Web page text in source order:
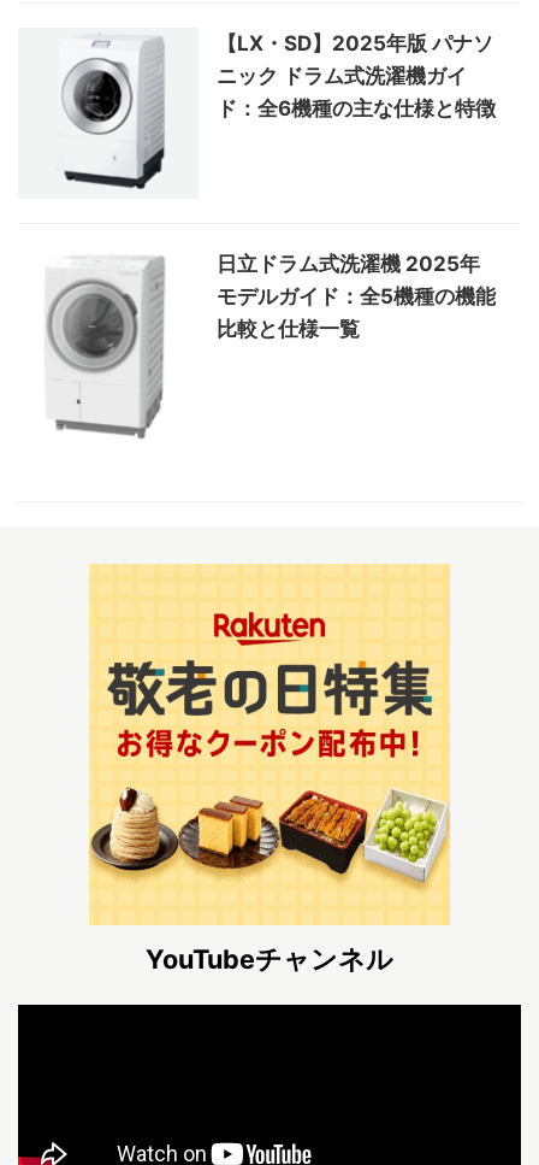
【LX・SD】2025年版 パナソ
ニック ドラム式洗濯機ガイ
ド：全6機種の主な仕様と特徴
日立ドラム式洗濯機 2025年
モデルガイド：全5機種の機能
比較と仕様一覧
YouTubeチャンネル